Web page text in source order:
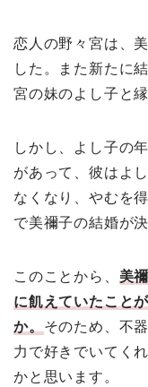
恋人の野々宮は、
した。また新たに
宮の妹のよし子と
しかし、よし子の
があって、彼はよ
なくなり、やむを
で美禰子の結婚が
このことから、 美
に飢えていたこと
か。 そのため、不
力で好きでいてく
かと思います。